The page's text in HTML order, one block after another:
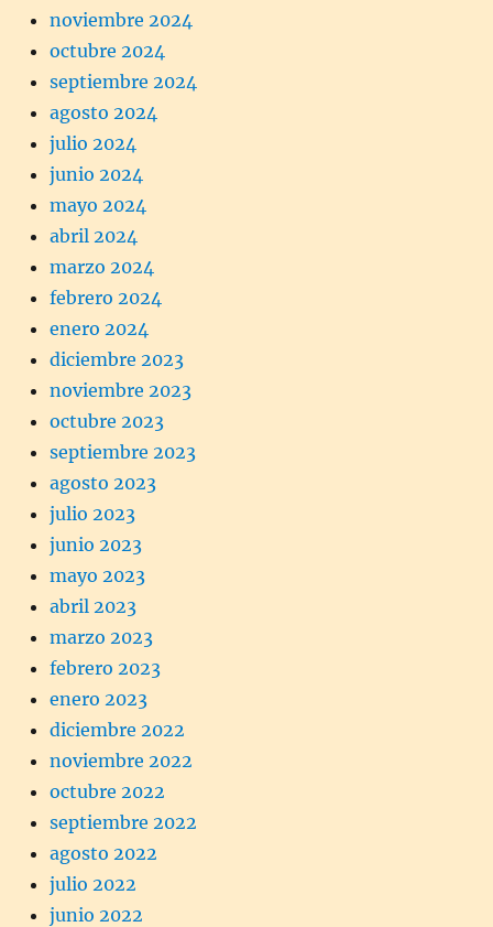
noviembre 2024
octubre 2024
septiembre 2024
agosto 2024
julio 2024
junio 2024
mayo 2024
abril 2024
marzo 2024
febrero 2024
enero 2024
diciembre 2023
noviembre 2023
octubre 2023
septiembre 2023
agosto 2023
julio 2023
junio 2023
mayo 2023
abril 2023
marzo 2023
febrero 2023
enero 2023
diciembre 2022
noviembre 2022
octubre 2022
septiembre 2022
agosto 2022
julio 2022
junio 2022